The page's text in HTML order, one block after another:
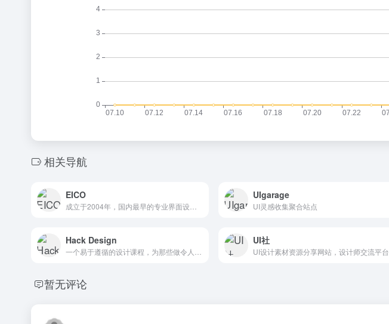
相关导航
EICO UIgarage
UI灵感收集聚合站点
Hack Design UI社
UI设计素材资源分享网站，设计师交流平台
暂无评论